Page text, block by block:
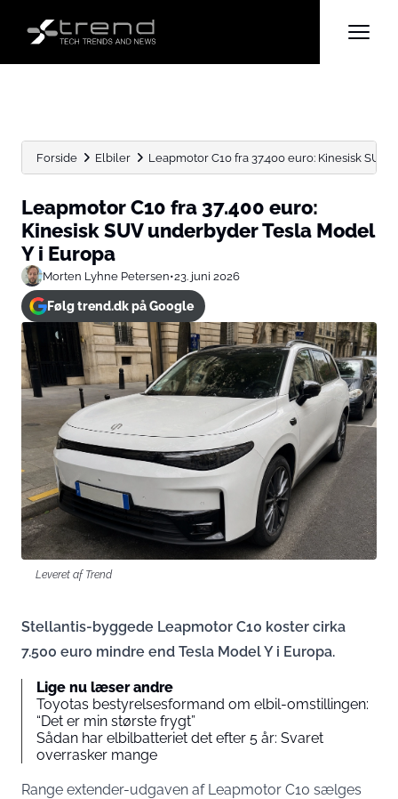
Forside Elbiler Leapmotor C10 fra 37.400 euro: Kinesisk SUV
Leapmotor C10 fra 37.400 euro:
Kinesisk SUV underbyder Tesla Model
Y i Europa
Morten Lyhne Petersen•23. juni 2026
Følg trend.dk på Google
Leveret af Trend
Stellantis-byggede Leapmotor C10 koster cirka
7.500 euro mindre end Tesla Model Y i Europa.
Lige nu læser andre
Toyotas bestyrelsesformand om elbil-omstillingen:
“Det er min største frygt”
Sådan har elbilbatteriet det efter 5 år: Svaret
overrasker mange
Range extender-udgaven af Leapmotor C10 sælges